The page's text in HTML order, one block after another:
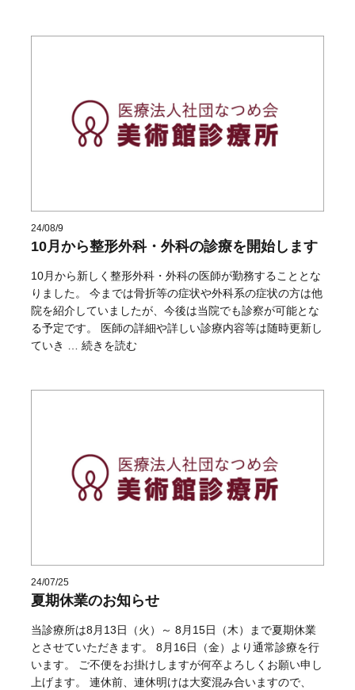
24/08/9
10月から整形外科・外科の診療を開始します
10月から新しく整形外科・外科の医師が勤務することとな
りました。 今までは骨折等の症状や外科系の症状の方は他
院を紹介していましたが、今後は当院でも診察が可能とな
る予定です。 医師の詳細や詳しい診療内容等は随時更新し
ていき … “10月から整形外科・外科の診療を開始します” の
続きを読む
24/07/25
夏期休業のお知らせ
当診療所は8月13日（火）～ 8月15日（木）まで夏期休業
とさせていただきます。 8月16日（金）より通常診療を行
います。 ご不便をお掛けしますが何卒よろしくお願い申し
上げます。 連休前、連休明けは大変混み合いますので、